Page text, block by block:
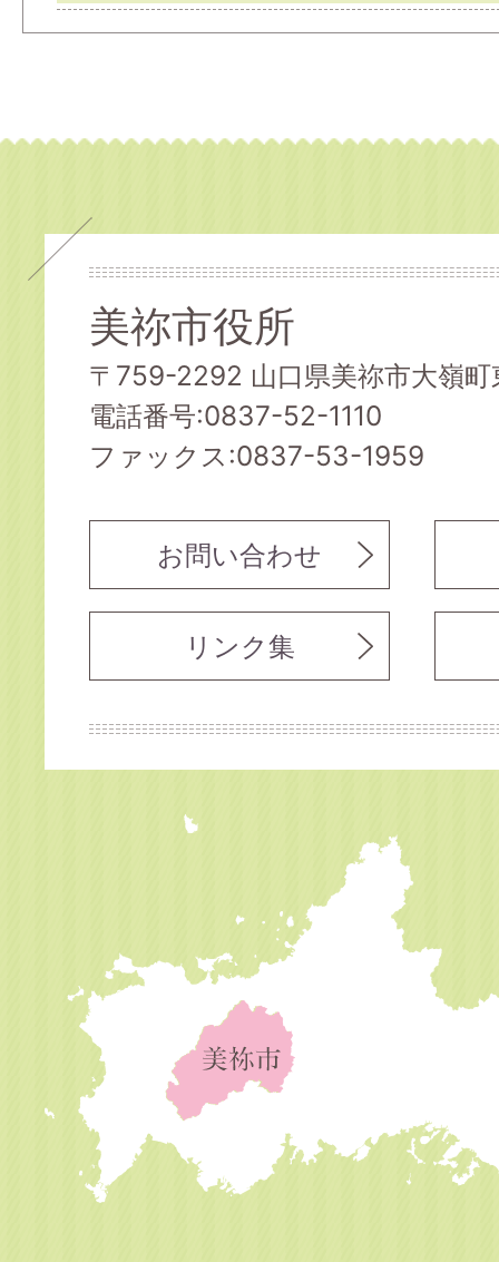
美祢市役所
〒759-2292 山口県美祢市大嶺
電話番号:0837-52-1110
ファックス:0837-53-1959
お問い合わせ
リンク集